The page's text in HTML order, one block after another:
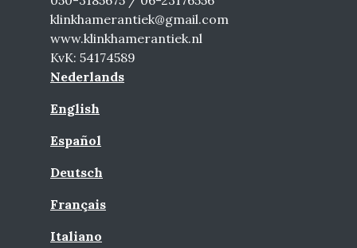
klinkhamerantiek@gmail.com
www.klinkhamerantiek.nl
KvK: 54174589
Nederlands
English
Español
Deutsch
Français
Italiano